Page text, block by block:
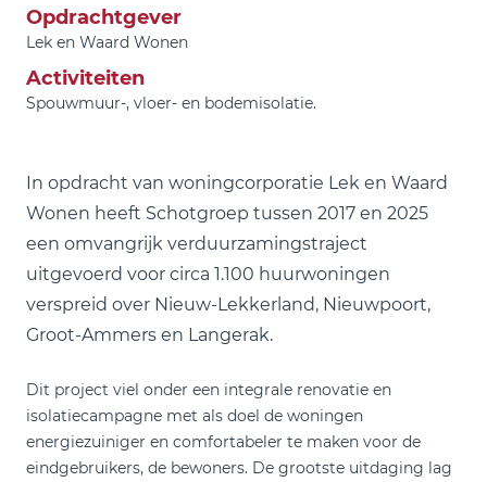
Opdrachtgever
Lek en Waard Wonen
Activiteiten
Spouwmuur-, vloer- en bodemisolatie.
In opdracht van woningcorporatie Lek en Waard
Wonen heeft Schotgroep tussen 2017 en 2025
een omvangrijk verduurzamingstraject
uitgevoerd voor circa 1.100 huurwoningen
verspreid over Nieuw-Lekkerland, Nieuwpoort,
Groot-Ammers en Langerak.
Dit project viel onder een integrale renovatie en
isolatiecampagne met als doel de woningen
energiezuiniger en comfortabeler te maken voor de
eindgebruikers, de bewoners. De grootste uitdaging lag